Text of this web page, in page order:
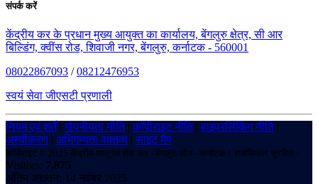
संपर्क करें
केंद्रीय कर के प्रधान मुख्य आयुक्त का कार्यालय, बेंगलुरु क्षेत्र, सी आर
बिल्डिंग, क्वींस रोड, शिवाजी नगर, बेंगलुरु, कर्नाटक - 560001
08022867093 /08212476953
स्वयं सेवा जीएसटी प्रणाली
नियम एवं शर्तें|गोपनीयता नीति|कॉपीराइट नीति|हाइपरलिंकिंग नीति|
अस्वीकरण | अभिगम्यता वक्तव्य |साइट मैप
कॉपीराइट © 2025 केंद्रीय वस्तु एवं सेवा कर - बेंगलुरु ज़ोन - कर्नाटक। सर्वाधिकार सुरक्षित।
Visitors: 7,875
अंतिम अद्यतन: 14 नवंबर 2025